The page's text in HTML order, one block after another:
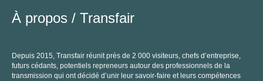
À propos / Transfair
Depuis 2015, Transfair réunit près de 2 000 visiteurs, chefs d’entreprise,
futurs cédants, potentiels repreneurs autour des professionnels de la
transmission qui ont décidé d’unir leur savoir-faire et leurs compétences